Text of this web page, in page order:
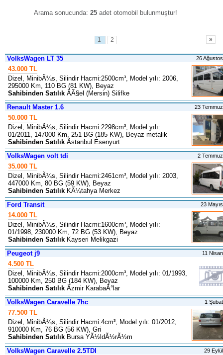
Arama sonucunda: 25 adet otomobil bulunmuştur!
1 2 »
VolksWagen LT 35 26
43.000 TL
Dizel, MinibÃ¼s, Silindir Hacmi:2500cm³, Model yılı: 2006,
295000 Km, 110 BG (81 KW), Beyaz
Sahibinden Satılık ÃÃ§el (Mersin) Silifke
Renault Master 1.6
23
50.000 TL
Dizel, MinibÃ¼s, Silindir Hacmi:2298cm³, Model yılı:
01/2011, 147000 Km, 251 BG (185 KW), Beyaz metalik
Sahibinden Satılık Ãstanbul Esenyurt
VolksWagen volt tdi
2
35.000 TL
Dizel, MinibÃ¼s, Silindir Hacmi:2461cm³, Model yılı: 2003,
447000 Km, 80 BG (59 KW), Beyaz
Sahibinden Satılık KÃ¼tahya Merkez
Ford Transit
23
14.000 TL
Dizel, MinibÃ¼s, Silindir Hacmi:1600cm³, Model yılı:
01/1998, 230000 Km, 72 BG (53 KW), Beyaz
Sahibinden Satılık Kayseri Melikgazi
Peugeot j9
11
4.500 TL
Dizel, MinibÃ¼s, Silindir Hacmi:2000cm³, Model yılı: 01/1993,
100000 Km, 250 BG (184 KW), Beyaz
Sahibinden Satılık Ãzmir KarabaÃ°lar
VolksWagen Caravelle 7hc
1
77.500 TL
Dizel, MinibÃ¼s, Silindir Hacmi:4cm³, Model yılı: 01/2012,
910000 Km, 76 BG (56 KW), Gri
Sahibinden Satılık Bursa YÃ½ldÃ½rÃ½m
VolksWagen Caravelle 2.5TDI
29